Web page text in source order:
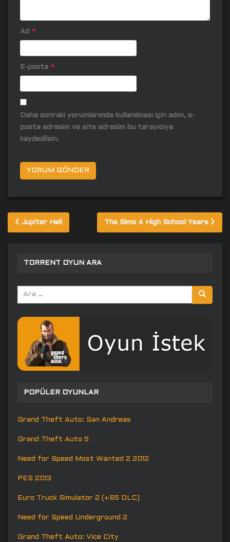
Ad *
E-posta *
Daha sonraki yorumlarımda kullanılması için adım, e-
posta adresim ve site adresim bu tarayıcıya
kaydedilsin.
Yazı
gezinmesi
Jupiter Hell The Sims 4 High School Years
TORRENT OYUN ARA
Arama
yap:
POPÜLER OYUNLAR
Grand Theft Auto: San Andreas
Grand Theft Auto 5
Need for Speed Most Wanted 2 2012
PES 2013
Euro Truck Simulator 2 (+65 DLC)
Need for Speed Underground 2
Grand Theft Auto: Vice City